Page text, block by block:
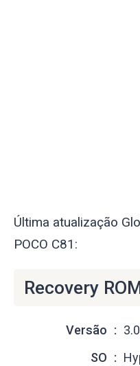
Última atualização
POCO C81:
Recovery
Versão
SO